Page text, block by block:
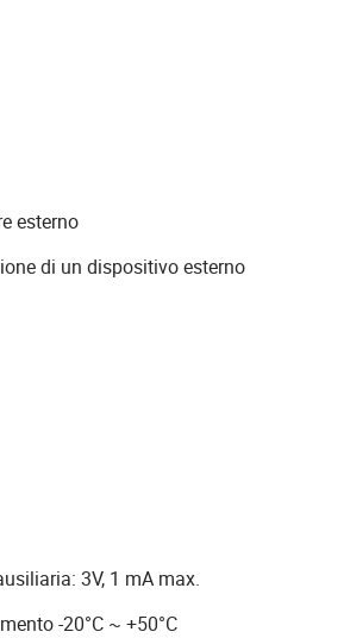
esterno
di un dispositivo esterno
3V, 1 mA max.
-20°C ~ +50°C